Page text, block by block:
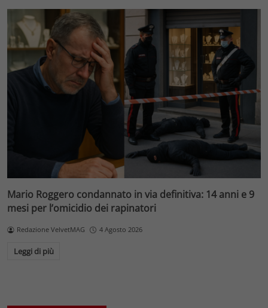
Mario Roggero condannato in via definitiva: 14 anni e 9
mesi per l’omicidio dei rapinatori
Redazione VelvetMAG 4 Agosto 2026
Leggi di più